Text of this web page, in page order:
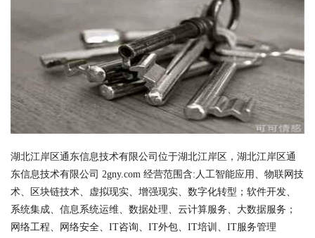
湖北江岸区通东信息技术有限公司位于湖北江岸区，湖北江岸区通
东信息技术有限公司 2gny.com 经营范围含:人工智能应用、物联网技
术、区块链技术、虚拟现实、增强现实、数字化转型；软件开发、
系统集成、信息系统运维、数据处理、云计算服务、大数据服务；
网络工程、网络安全、IT咨询、IT外包、IT培训、IT服务管理